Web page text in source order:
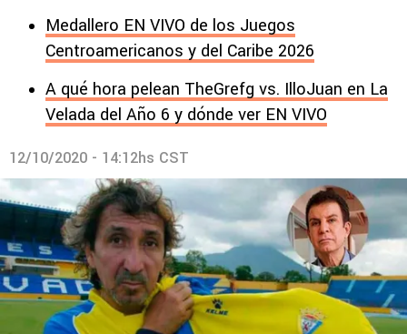
Medallero EN VIVO de los Juegos
Centroamericanos y del Caribe 2026
A qué hora pelean TheGrefg vs. IlloJuan en La
Velada del Año 6 y dónde ver EN VIVO
12/10/2020 - 14:12hs CST